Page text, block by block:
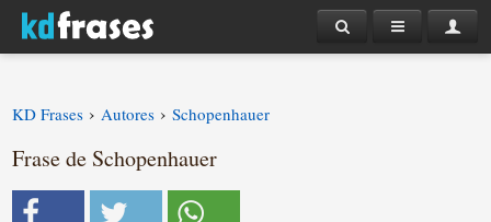
KD Frases › Autores › Schopenhauer
Frase de Schopenhauer